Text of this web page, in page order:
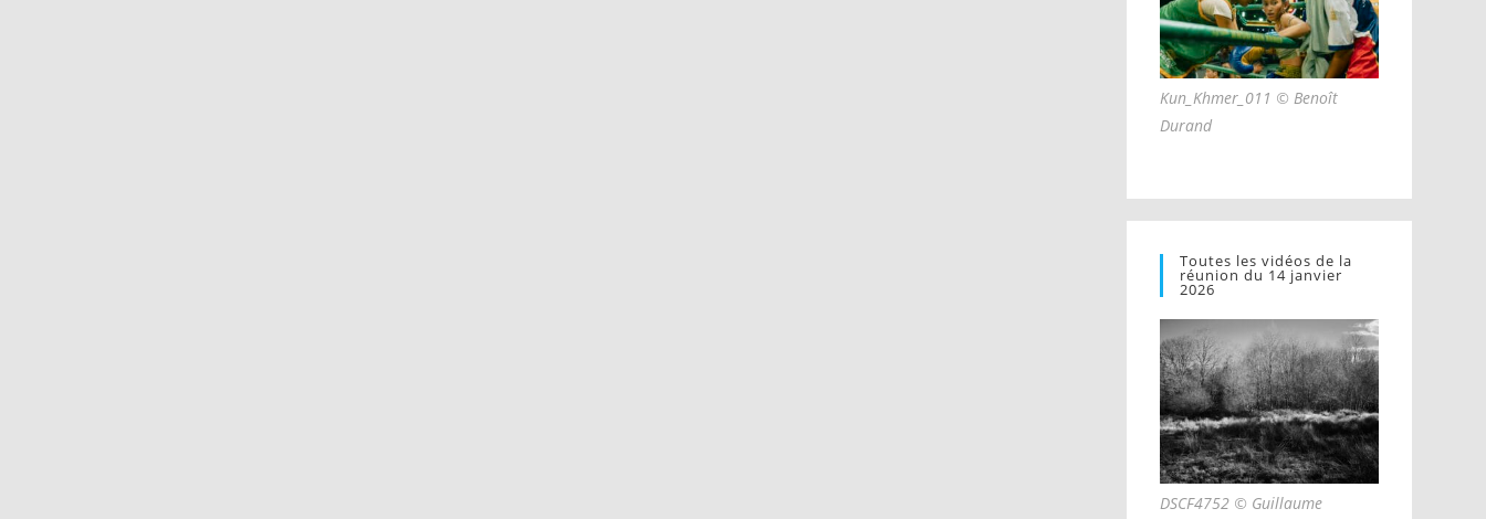
Kun_Khmer_011 © Benoît
Durand
Toutes les vidéos de la
réunion du 14 janvier
2026
DSCF4752 © Guillaume